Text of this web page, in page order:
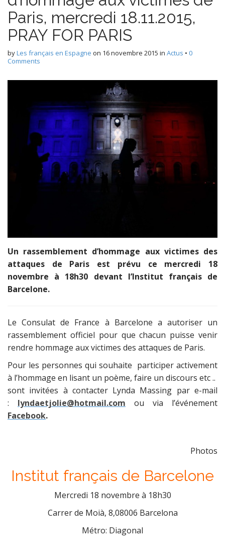
Paris, mercredi 18.11.2015,
PRAY FOR PARIS
byLes français en Espagne on 16 novembre 2015 in Actus • 0
Comments
Un rassemblement d’hommage aux victimes des
attaques de Paris est prévu ce mercredi 18
novembre à 18h30 devant l’Institut français de
Barcelone.
Le Consulat de France à Barcelone a autoriser un
rassemblement officiel pour que chacun puisse venir
rendre hommage aux victimes des attaques de Paris.
Pour les personnes qui souhaite participer activement
à l’hommage en lisant un poème, faire un discours etc ..
sont invitées à contacter Lynda Massing par e-mail
: lyndaetjolie@hotmail.com
ou via l’événement
Facebook.
Photos
Institut français de Barcelone
Mercredi 18 novembre à 18h30
Carrer de Moià, 8,08006 Barcelona
Métro: Diagonal